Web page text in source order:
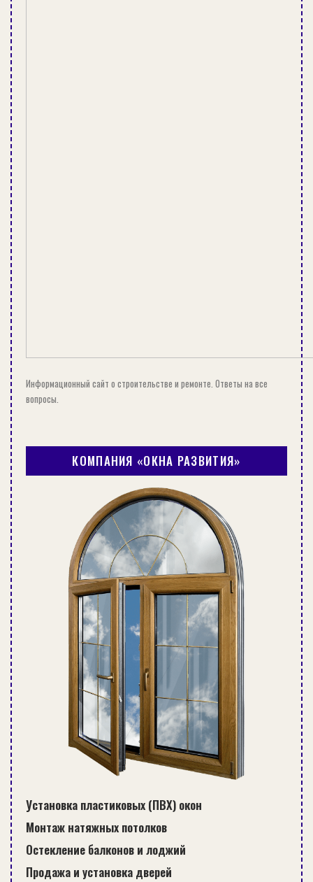
Информационный сайт о строительстве и ремонте. Ответы на все
вопросы.
КОМПАНИЯ «ОКНА РАЗВИТИЯ»
Установка пластиковых (ПВХ) окон
Монтаж натяжных потолков
Остекление балконов и лоджий
Продажа и установка дверей